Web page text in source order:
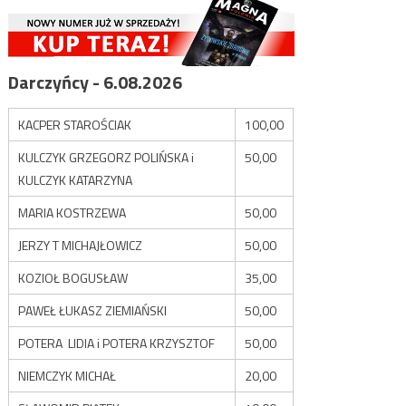
Darczyńcy - 6.08.2026
KACPER STAROŚCIAK
100,00
KULCZYK GRZEGORZ POLIŃSKA i
KULCZYK KATARZYNA
50,00
MARIA KOSTRZEWA
50,00
JERZY T MICHAJŁOWICZ
50,00
KOZIOŁ BOGUSŁAW
35,00
PAWEŁ ŁUKASZ ZIEMIAŃSKI
50,00
POTERA LIDIA i POTERA KRZYSZTOF
50,00
NIEMCZYK MICHAŁ
20,00